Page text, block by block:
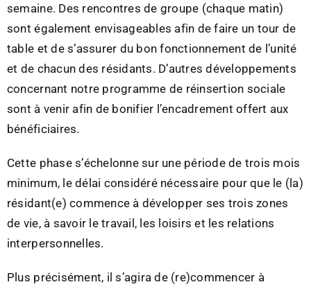
semaine. Des rencontres de groupe (chaque matin)
sont également envisageables afin de faire un tour de
table et de s’assurer du bon fonctionnement de l’unité
et de chacun des résidants. D’autres développements
concernant notre programme de réinsertion sociale
sont à venir afin de bonifier l’encadrement offert aux
bénéficiaires.
Cette phase s’échelonne sur une période de trois mois
minimum, le délai considéré nécessaire pour que le (la)
résidant(e) commence à développer ses trois zones
de vie, à savoir le travail, les loisirs et les relations
interpersonnelles.
Plus précisément, il s’agira de (re)commencer à